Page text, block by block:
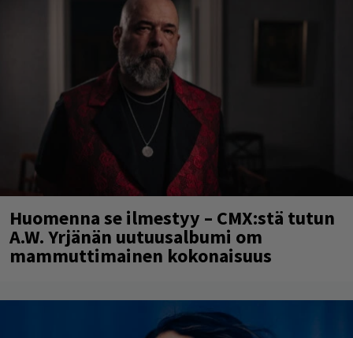
Huomenna se ilmestyy – CMX:stä tutun
A.W. Yrjänän uutuusalbumi om
mammuttimainen kokonaisuus